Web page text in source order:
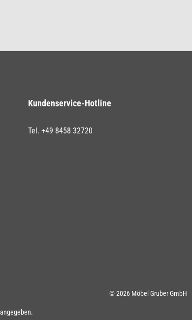
Kundenservice-Hotline
Tel. +49 8458 32720
© 2026 Möbel Gruber GmbH